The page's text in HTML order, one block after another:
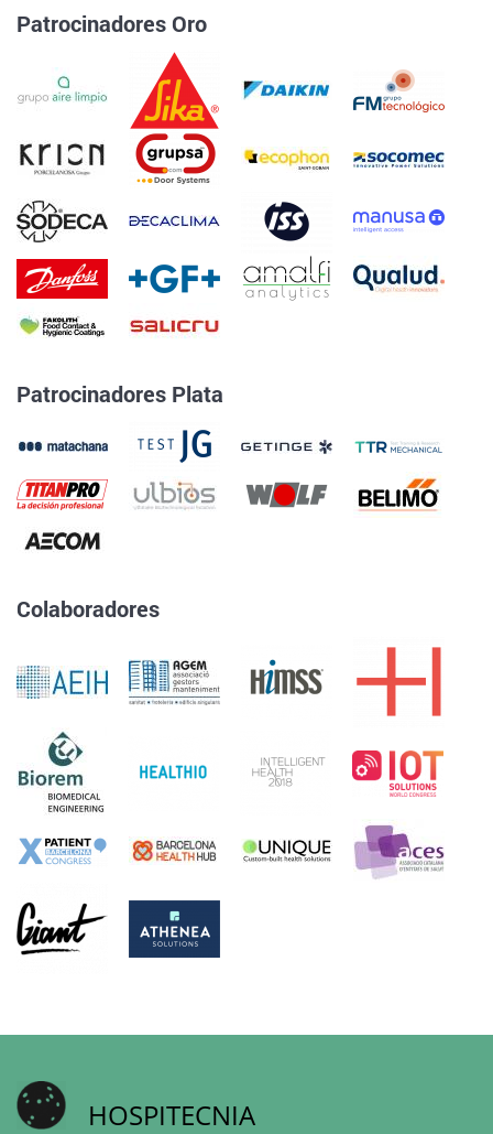
Patrocinadores Oro
Patrocinadores Plata
Colaboradores
HOSPITECNIA